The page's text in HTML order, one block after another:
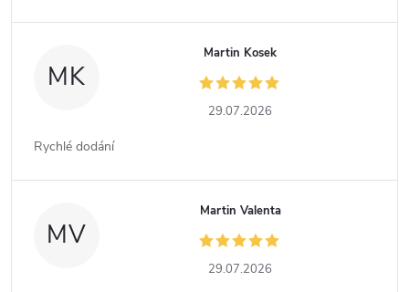
MK
Martin Kosek
29.07.2026
Rychlé dodání
MV
Martin Valenta
29.07.2026